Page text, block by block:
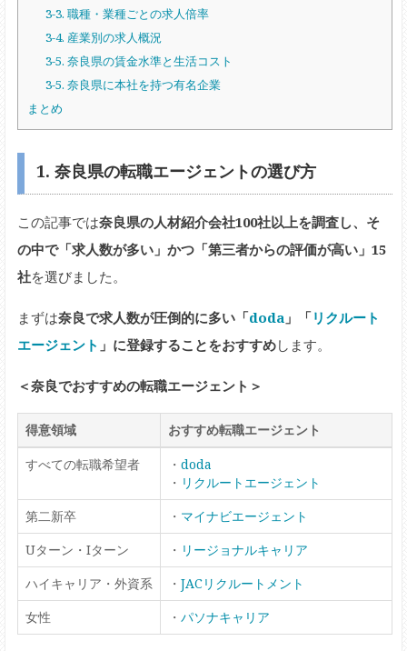
3-3. 職種・業種ごとの求人倍率
3-4. 産業別の求人概況
3-5. 奈良県の賃金水準と生活コスト
3-5. 奈良県に本社を持つ有名企業
まとめ
1. 奈良県の転職エージェントの選び方
この記事では奈良県の人材紹介会社100社以上を調査し、そ
の中で「求人数が多い」かつ「第三者からの評価が高い」15
社を選びました。
まずは奈良で求人数が圧倒的に多い「doda 」「リクルート
エージェント 」に登録することをおすすめします。
＜奈良でおすすめの転職エージェント＞
得意領域
おすすめ転職エージェント
すべての転職希望者
・ doda
・ リクルートエージェント
第二新卒
・ マイナビエージェント
Uターン・Iターン
・ リージョナルキャリア
ハイキャリア・外資系
・ JACリクルートメント
女性
・ パソナキャリア